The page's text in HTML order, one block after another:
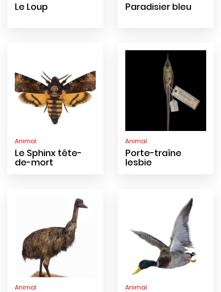
Le Loup Paradisier bleu
Animal
Le Sphinx tête-
de-mort
Animal
Porte-traîne
lesbie
Animal Animal